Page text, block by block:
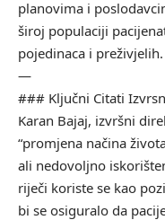
planovima i
široj populaciji
pojedinaca i preživjelih.
—
### Ključni Citati
Karan Bajaj, izvršni
“promjena načina
ali nedovoljno
riječi koriste se kao
bi se osiguralo da